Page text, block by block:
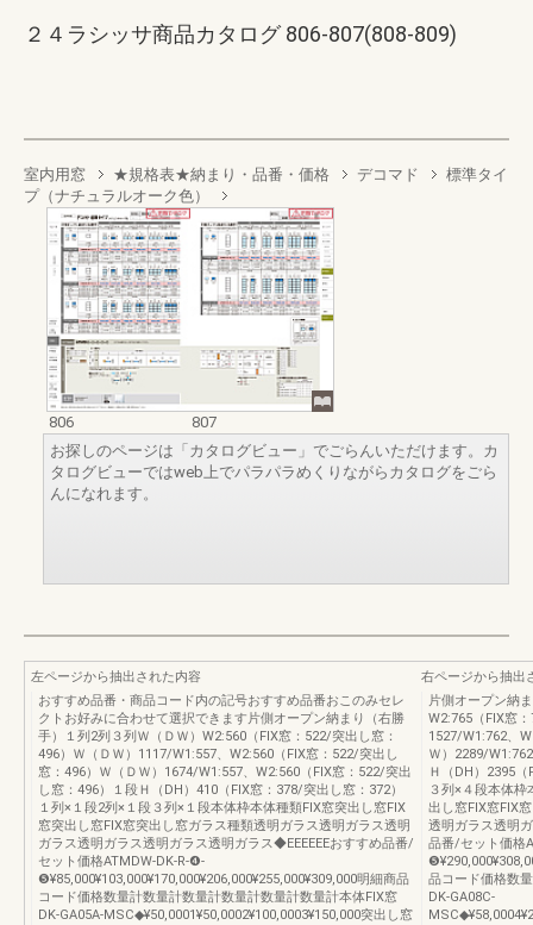
２４ラシッサ商品カタログ 806-807(808-809)
室内用窓 ★規格表★納まり・品番・価格 デコマド
標準タイ
プ（ナチュラルオーク色）
806
807
お探しのページは「カタログビュー」でごらんいただけます。カ
タログビューではweb上でパラパラめくりながらカタログをごら
んになれます。
左ページから抽出された内容
おすすめ品番・商品コード内の記号おすすめ品番おこのみセレ
クトお好みに合わせて選択できます片側オープン納まり（右勝
手）１列2列３列Ｗ（ＤＷ）W2:560（FIX窓：522/突出し窓：
496）Ｗ（ＤＷ）1117/W1:557、W2:560（FIX窓：522/突出し
窓：496）Ｗ（ＤＷ）1674/W1:557、W2:560（FIX窓：522/突出
し窓：496）１段Ｈ（DH）410（FIX窓：378/突出し窓：372）
１列×１段2列×１段３列×１段本体枠本体種類FIX窓突出し窓FIX
窓突出し窓FIX窓突出し窓ガラス種類透明ガラス透明ガラス透明
ガラス透明ガラス透明ガラス透明ガラス◆EEEEEEおすすめ品番/
セット価格ATMDW-DK-R-❹-
❺¥85,000¥103,000¥170,000¥206,000¥255,000¥309,000明細商品
コード価格数量計数量計数量計数量計数量計数量計本体FIX窓
DK-GA05A-MSC◆¥50,0001¥50,0002¥100,0003¥150,000突出し窓
右ページから抽出
片側オープン納
W2:765（FIX窓
1527/W1:762、
Ｗ）2289/
Ｈ（DH）2395
３列×４段本体枠
出し窓FIX窓FIX
透明ガラス透明
品番/セット価格
品コード価格数
DK-GA08C-